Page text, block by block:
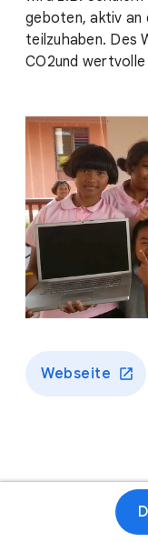
geboten, aktiv an
teilzuhaben. Des
CO2und
Webseite